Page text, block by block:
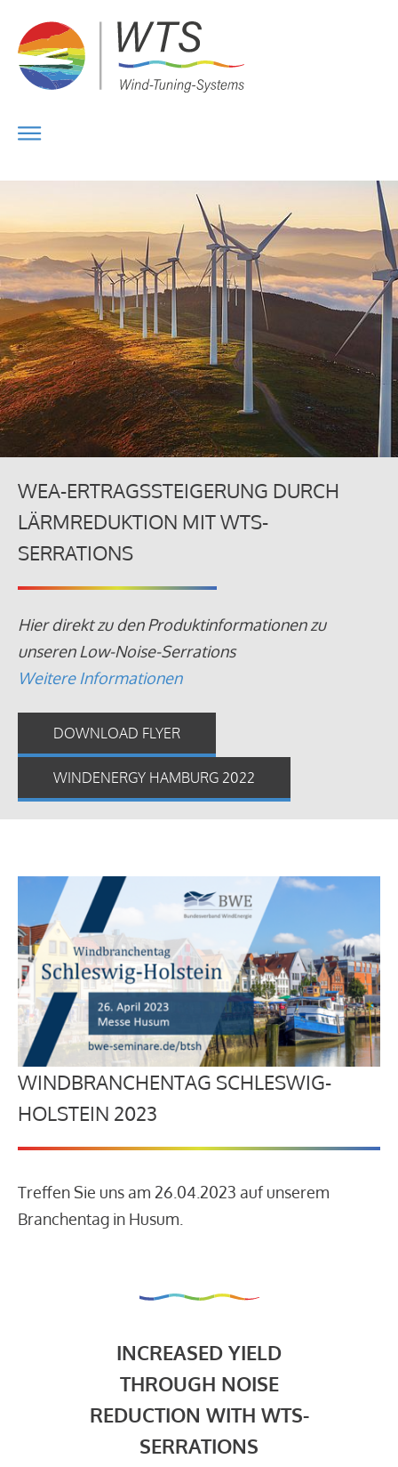
WEA-ERTRAGSSTEIGERUNG DURCH
LÄRMREDUKTION MIT WTS-
SERRATIONS
Hier direkt zu den Produktinformationen zu
unseren Low-Noise-Serrations
Weitere Informationen
DOWNLOAD FLYER
WINDENERGY HAMBURG 2022
WINDBRANCHENTAG SCHLESWIG-
HOLSTEIN 2023
Treffen Sie uns am 26.04.2023 auf unserem
Branchentag in Husum.
INCREASED YIELD
THROUGH NOISE
REDUCTION WITH WTS-
SERRATIONS